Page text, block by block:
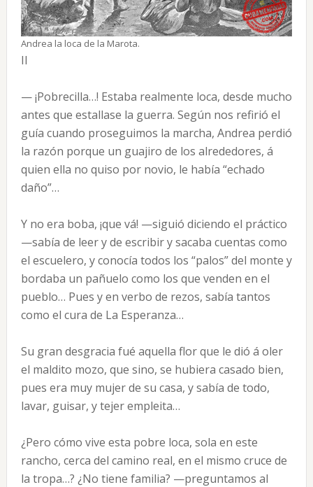
Andrea la loca de la Marota.
II
— ¡Pobrecilla…! Estaba realmente loca, desde mucho
antes que estallase la guerra. Según nos refirió el
guía cuando proseguimos la marcha, Andrea perdió
la razón porque un guajiro de los alrededores, á
quien ella no quiso por novio, le había “echado
daño”…
Y no era boba, ¡que vá! —siguió diciendo el práctico
—sabía de leer y de escribir y sacaba cuentas como
el escuelero, y conocía todos los “palos” del monte y
bordaba un pañuelo como los que venden en el
pueblo… Pues y en verbo de rezos, sabía tantos
como el cura de La Esperanza…
Su gran desgracia fué aquella flor que le dió á oler
el maldito mozo, que sino, se hubiera casado bien,
pues era muy mujer de su casa, y sabía de todo,
lavar, guisar, y tejer empleita…
¿Pero cómo vive esta pobre loca, sola en este
rancho, cerca del camino real, en el mismo cruce de
la tropa…? ¿No tiene familia? —preguntamos al